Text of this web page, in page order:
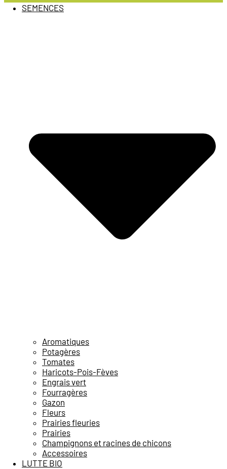
SEMENCES
Aromatiques
Potagères
Tomates
Haricots-Pois-Fèves
Engrais vert
Fourragères
Gazon
Fleurs
Prairies fleuries
Prairies
Champignons et racines de chicons
Accessoires
LUTTE BIO